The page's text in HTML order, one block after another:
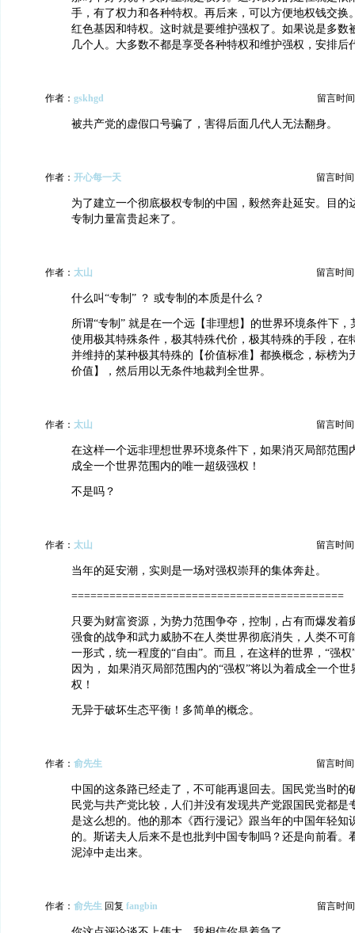
手，有了权力和各种特权。再后来，可以方便地权钱交换
红色基因和特权。这时就是要维护强权了。如果说是多数
几个人。大多数不都是享受各种特权和维护强权，安排后
作者： gskhgd 留言时
被共产党的虚假口号骗了，害得后面几代人无法翻身。
作者： 开心每一天 留言时间
为了建立一个彻底极权专制的中国，毅然奔赴延安。目的
专制力量富贵起来了。
作者： 太山 留言时间
什么叫“专制” ？ 或专制的本质是什么？
所谓“专制” 就是在一个远【非理想】的世界环境条件下
使用极其特殊条件，极其特殊代价，极其特殊的手段，在
并维持的某种极其特殊的【价值标准】都换概念，标榜为
价值】，然后用以无条件地裁判全世界。
作者： 太山 留言时间
在这样一个远非理想世界环境条件下，如果消灭局部范围
成全一个世界范围内的唯一超级强权！
不是吗？
作者： 太山 留言时间
当年的延安潮，实则是一场对强权崇拜的集体奔赴。
===========================================
只要为财富资源，为势力范围争夺，控制，占有而爆发着
强食的战争和武力威胁不在人类世界彻底消失，人类不可
一形式，统一程度的“自由”。而且，在这样的世界，“强
因为， 如果消灭局部范围内的“强权”将以为着成全一个
权！
无异于破坏生态平衡！多简单的概念。
作者： 俞先生 留言时间
中国的这条路已经走了，不可能再退回去。国民党当时的
民党与共产党比较，人们并没有发现共产党跟国民党都是
是这么想的。他的那本《西行漫记》跟当年的中国年轻知
的。斯诺夫人后来不是也批判中国专制吗？还是向前看。
泥淖中走出来。
作者： 俞先生 回复 fangbin 留言时